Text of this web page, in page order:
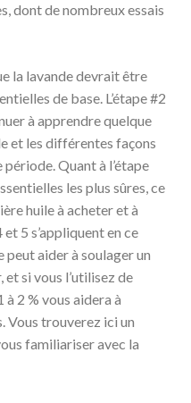
dont de nombreux essais
la lavande devrait être
de base. L’étape #2
à apprendre quelque
et les différentes façons
Quant à l’étape
les plus sûres, ce
huile à acheter et à
5 s’appliquent en ce
peut aider à soulager un
si vous l’utilisez de
2 % vous aidera à
Vous trouverez ici un
familiariser avec la